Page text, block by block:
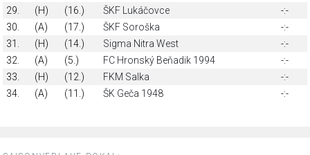
29.
(H) (16.) ŠKF Lukáčovce
-:-
30.
(A) (17.) ŠKF Soroška
-:-
31.
(H) (14.) Sigma Nitra West
-:-
32.
(A) (5.) FC Hronský Beňadik 1994
-:-
33.
(H) (12.) FKM Salka
-:-
34.
(A) (11.) ŠK Geča 1948 -:-